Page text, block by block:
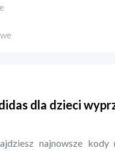
dla dzieci
najnowsze kody